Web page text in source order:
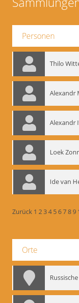
Personen
Thilo
Alexandr
Alexandr
Loek
Ide van
Zurück 1 234 56789
Orte